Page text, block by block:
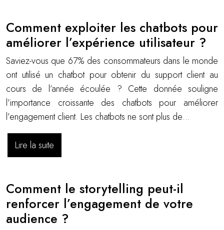
Comment exploiter les chatbots pour
améliorer l’expérience utilisateur ?
Saviez-vous que 67% des consommateurs dans le monde
ont utilisé un chatbot pour obtenir du support client au
cours de l’année écoulée ? Cette donnée souligne
l’importance croissante des chatbots pour améliorer
l’engagement client. Les chatbots ne sont plus de…
Lire la suite
Comment le storytelling peut-il
renforcer l’engagement de votre
audience ?